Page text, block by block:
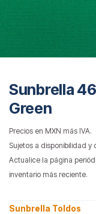
Sunbrella
Green
Precios en MXN más IVA.
Sujetos a disponibilidad y
Actualice la página
inventario más reciente.
Sunbrella Toldos